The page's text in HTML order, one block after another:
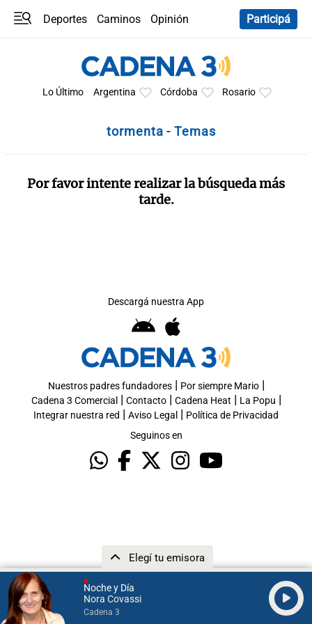
Noche y Día
Nora Covassi
Cadena 3
Elegí tu emisora
Deportes Caminos
Opinión
Participá
Lo Último Argentina Córdoba Rosario
tormenta - Temas
Por favor intente realizar la búsqueda más
tarde.
Descargá nuestra App
Nuestros padres fundadores| Por siempre Mario|
Cadena 3 Comercial | Contacto| Cadena Heat | La Popu |
Integrar nuestra red | Aviso Legal | Política de Privacidad
Seguinos en